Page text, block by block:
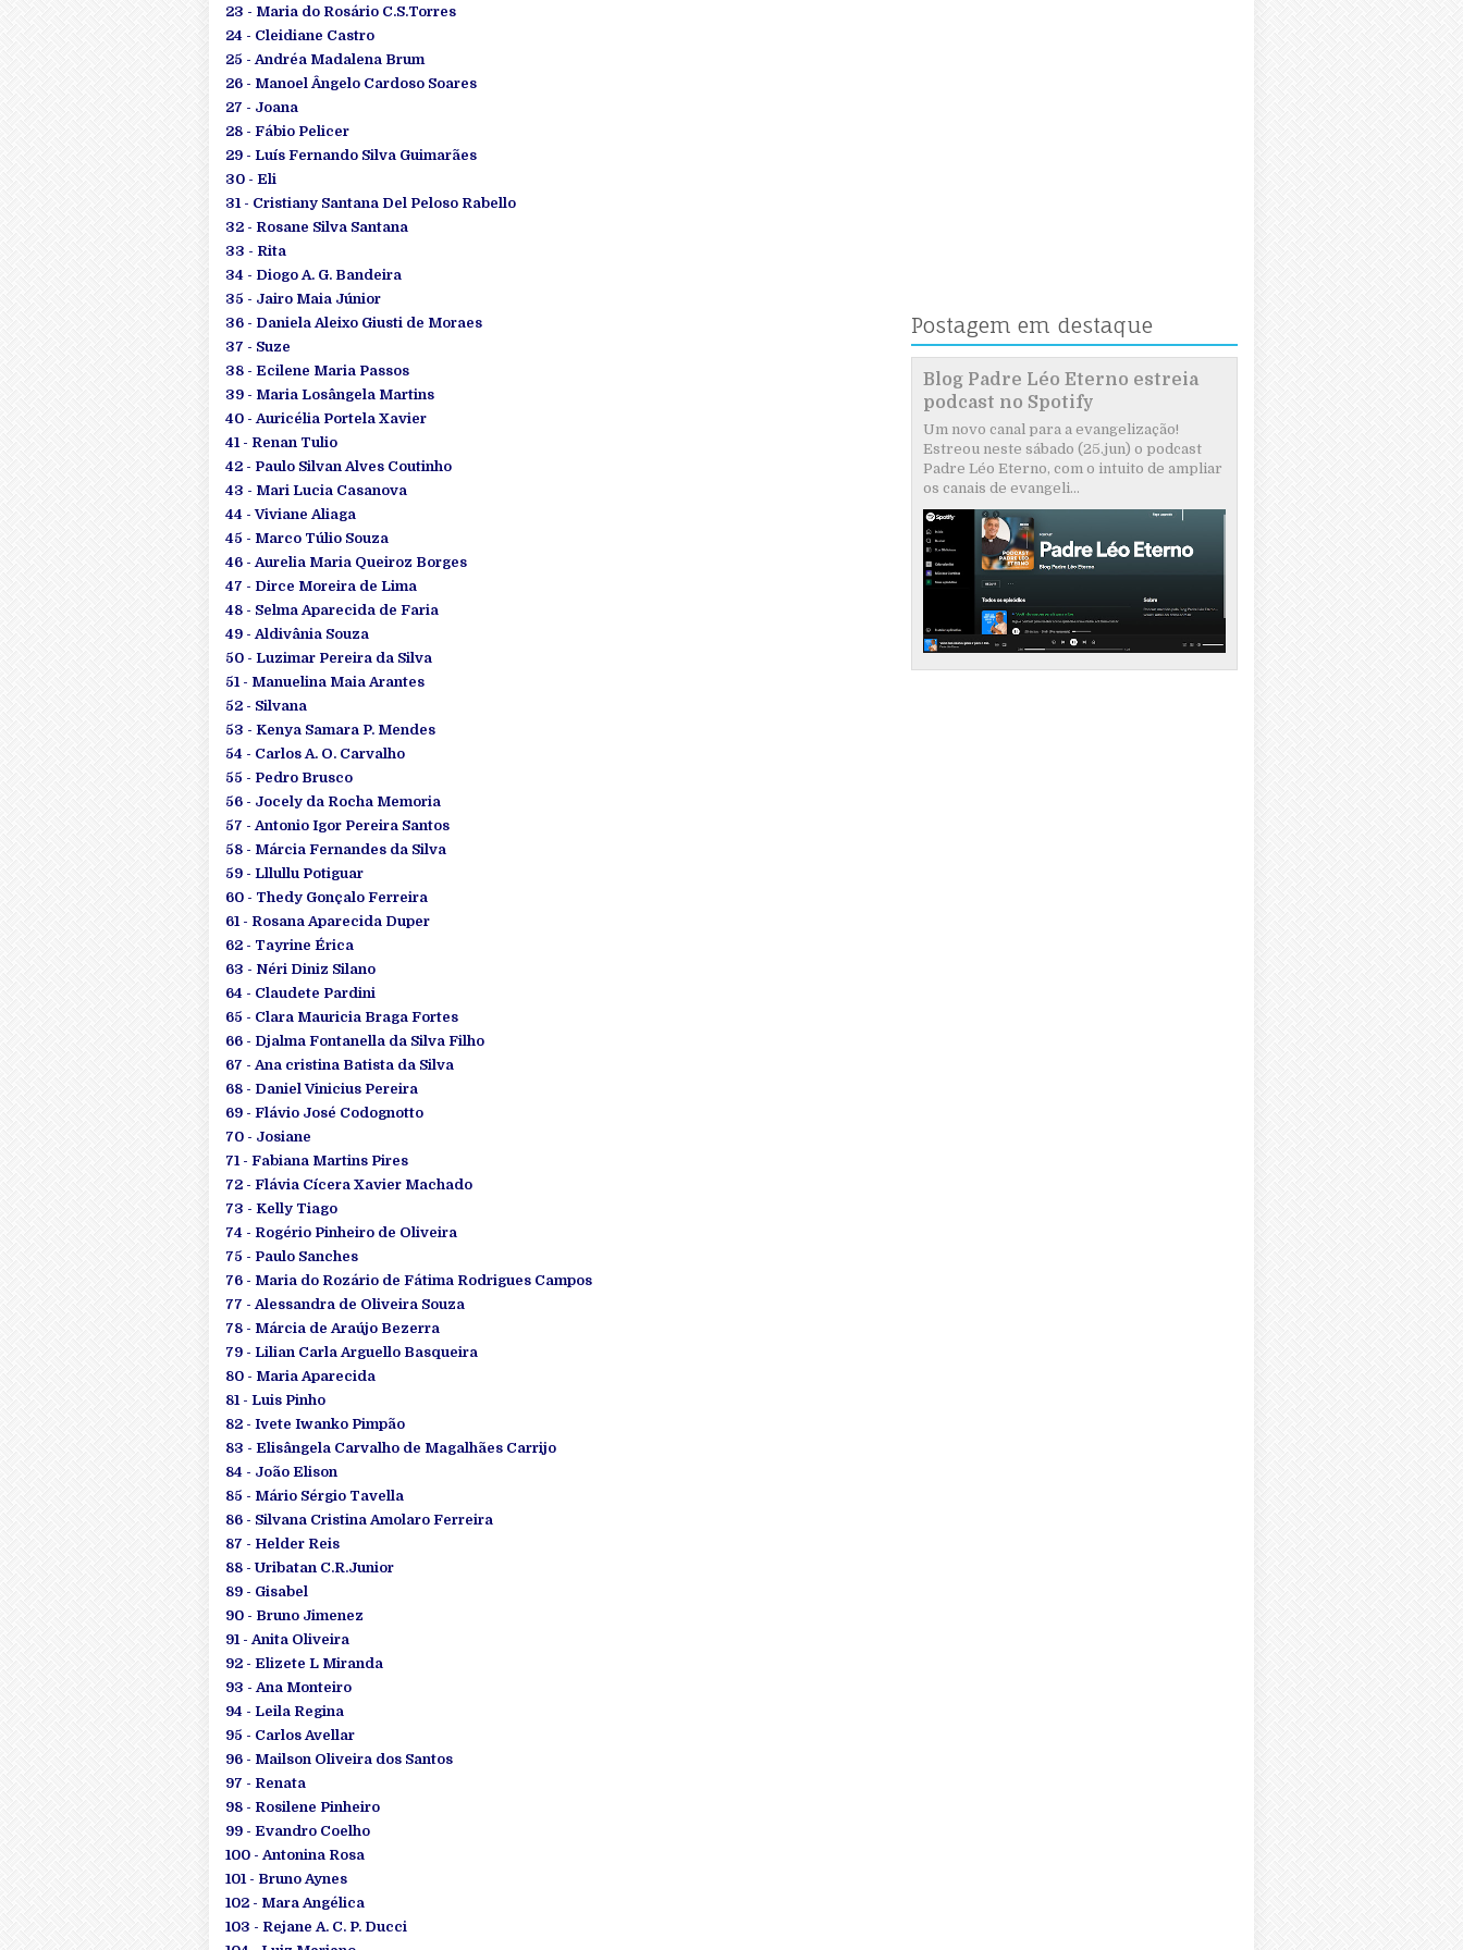
23 - Maria do Rosário C.S.Torres
24 - Cleidiane Castro
25 - Andréa Madalena Brum
26 - Manoel Ângelo Cardoso Soares
27 - Joana
28 - Fábio Pelicer
29 - Luís Fernando Silva Guimarães
30 - Eli
31 - Cristiany Santana Del Peloso Rabello
32 - Rosane Silva Santana
33 - Rita
34 - Diogo A. G. Bandeira
35 - Jairo Maia Júnior
36 - Daniela Aleixo Giusti de Moraes
37 - Suze
38 - Ecilene Maria Passos
39 - Maria Losângela Martins
40 - Auricélia Portela Xavier
41 - Renan Tulio
42 - Paulo Silvan Alves Coutinho
43 - Mari Lucia Casanova
44 - Viviane Aliaga
45 - Marco Túlio Souza
46 - Aurelia Maria Queiroz Borges
47 - Dirce Moreira de Lima
48 - Selma Aparecida de Faria
49 - Aldivânia Souza
50 - Luzimar Pereira da Silva
51 - Manuelina Maia Arantes
52 - Silvana
53 - Kenya Samara P. Mendes
54 - Carlos A. O. Carvalho
55 - Pedro Brusco
56 - Jocely da Rocha Memoria
57 - Antonio Igor Pereira Santos
58 - Márcia Fernandes da Silva
59 - Lllullu Potiguar
60 - Thedy Gonçalo Ferreira
61 - Rosana Aparecida Duper
62 - Tayrine Érica
63 - Néri Diniz Silano
64 - Claudete Pardini
65 - Clara Mauricia Braga Fortes
66 - Djalma Fontanella da Silva Filho
67 - Ana cristina Batista da Silva
68 - Daniel Vinicius Pereira
69 - Flávio José Codognotto
70 - Josiane
71 - Fabiana Martins Pires
72 - Flávia Cícera Xavier Machado
73 - Kelly Tiago
74 - Rogério Pinheiro de Oliveira
75 - Paulo Sanches
76 - Maria do Rozário de Fátima Rodrigues Campos
77 - Alessandra de Oliveira Souza
78 - Márcia de Araújo Bezerra
79 - Lilian Carla Arguello Basqueira
80 - Maria Aparecida
81 - Luis Pinho
82 - Ivete Iwanko Pimpão
83 - Elisângela Carvalho de Magalhães Carrijo
84 - João Elison
85 - Mário Sérgio Tavella
86 - Silvana Cristina Amolaro Ferreira
87 - Helder Reis
88 - Uribatan C.R.Junior
89 - Gisabel
90 - Bruno Jimenez
91 - Anita Oliveira
92 - Elizete L Miranda
93 - Ana Monteiro
94 - Leila Regina
95 - Carlos Avellar
96 - Mailson Oliveira dos Santos
97 - Renata
98 - Rosilene Pinheiro
99 - Evandro Coelho
100 - Antonina Rosa
101 - Bruno Aynes
102 - Mara Angélica
103 - Rejane A. C. P. Ducci
Postagem em destaque
Blog Padre Léo Eterno estreia
podcast no Spotify
Um novo canal para a evangelização!
Estreou neste sábado (25.jun) o podcast
Padre Léo Eterno, com o intuito de ampliar
os canais de evangeli...